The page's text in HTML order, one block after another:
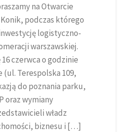
na Otwarcie
Konik, podczas którego
logistyczno-
warszawskiej.
czerwca o godzinie
(ul. Terespolska 109,
do poznania parku,
oraz wymiany
władz
biznesu i […]